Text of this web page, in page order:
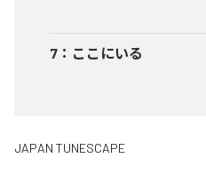
7 ： ここにいる
JAPAN TUNESCAPE